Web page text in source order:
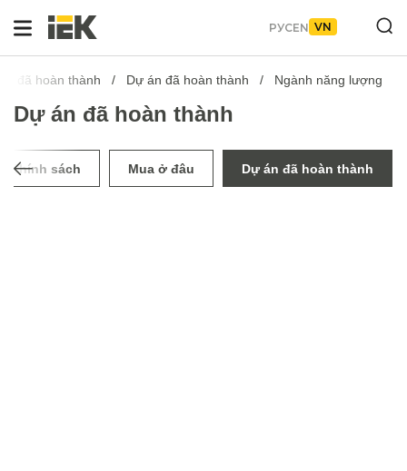
РУСEN VN
đã hoàn thành Dự án đã hoàn thành Ngành năng lượng
Dự án đã hoàn thành
Chính sách Mua ở đâu Dự án đã hoàn thành